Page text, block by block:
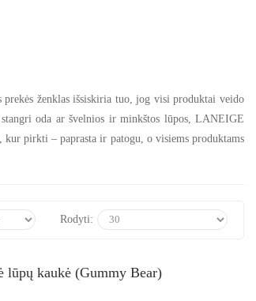
ženklas išsiskiria tuo, jog visi produktai veido
oda ar švelnios ir minkštos lūpos, LANEIGE
pirkti – paprasta ir patogu, o visiems produktams
Rodyti:
lūpų kaukė (Gummy Bear)